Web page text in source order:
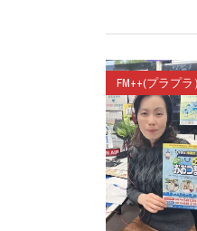
FM++(プラプラ）